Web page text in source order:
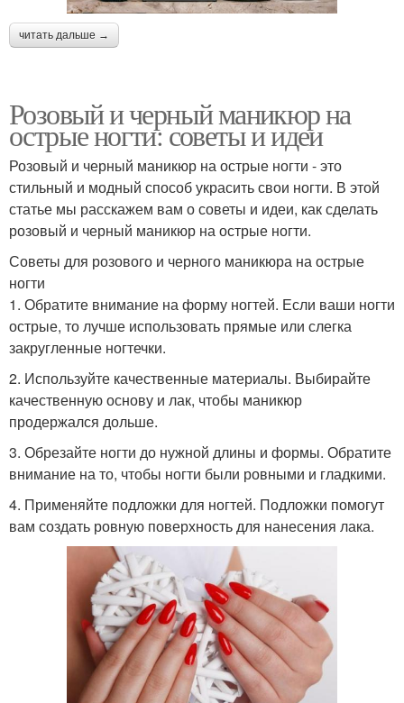
читать дальше →
Розовый и черный маникюр на
острые ногти: советы и идеи
Розовый и черный маникюр на острые ногти - это
стильный и модный способ украсить свои ногти. В этой
статье мы расскажем вам о советы и идеи, как сделать
розовый и черный маникюр на острые ногти.
Советы для розового и черного маникюра на острые
ногти
1. Обратите внимание на форму ногтей. Если ваши ногти
острые, то лучше использовать прямые или слегка
закругленные ногтечки.
2. Используйте качественные материалы. Выбирайте
качественную основу и лак, чтобы маникюр
продержался дольше.
3. Обрезайте ногти до нужной длины и формы. Обратите
внимание на то, чтобы ногти были ровными и гладкими.
4. Применяйте подложки для ногтей. Подложки помогут
вам создать ровную поверхность для нанесения лака.